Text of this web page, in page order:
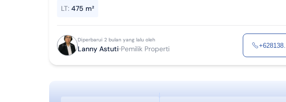
LT: 475 m²
Diperbarui 2 bulan yang lalu oleh
Lanny Astuti Pemilik Properti +628138...